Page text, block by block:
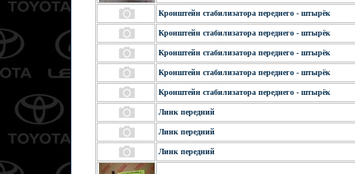
Кронштейн стабилизатора переднего - штырёк
Кронштейн стабилизатора переднего - штырёк
Кронштейн стабилизатора переднего - штырёк
Кронштейн стабилизатора переднего - штырёк
Кронштейн стабилизатора переднего - штырёк
Линк передний
Линк передний
Линк передний